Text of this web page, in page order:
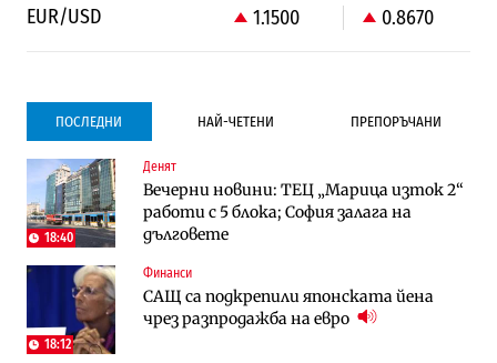
EUR/USD
1.1500 0.8670
ПОСЛЕДНИ НАЙ-ЧЕТЕНИ ПРЕПОРЪЧАНИ
18:40
Денят
Вечерни новини: ТЕЦ „Марица изток 2“
работи с 5 блока; София залага на
дълговете
18:12
Финанси
САЩ са подкрепили японската йена
чрез разпродажба на евро
Градоустройство
Столична община избра изпълнител за
преместването на трамвайното
трасе по бул. „Скобелев“
Компании
Vivacom предлага над 150 устройства с
90% отстъпка през август
Компании
Vivacom предлага над 150 устройства с
90% отстъпка през август
To:know
Последни дни с обозначаване на цените
в лева: Какво предстои?